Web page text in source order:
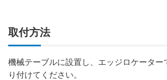
取付方法
機械テーブルに設置し、エッジロケーター
り付けてください。